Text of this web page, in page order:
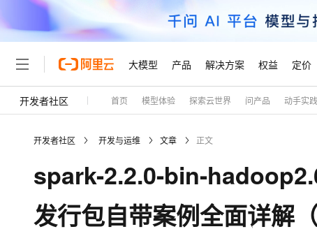
大模型 产品 解决方案 权益 定价
开发者社区 首页 模型体验 探索云世界 问产品 动手实践
开发者社区 开发与运维 文章 正文
spark-2.2.0-bin-
发行包自带案例全面详解
大模型
文本生成
产品
人工智能与机器学习
精选产品
大模型服务平台百炼
大模型服务与应用平台
解决方案
AI
精选解决方案
千问办公，解锁你的工作
企业级Agent产品，直接交
Agency Agents：拥有专
权益 普惠上云
普惠上云 官方力荐
云服务器38元/年起，超值
官方推荐返现计划
推荐新用户得奖励，单订单
定价 产品定价
了解云产品的定价详情
云上成本管理
管理和优化成本
云市场 精选商城
多端小程序
Salesforce 国际版订阅
友盟天域
伙伴 成为销售伙伴
分销伙伴
咨询伙伴
销售伙伴合作计划
服务 售前咨询
在线服务
售后服务
自助服务
了解阿里云 为什么选择阿里云
技术领先
稳定可靠
安全合规